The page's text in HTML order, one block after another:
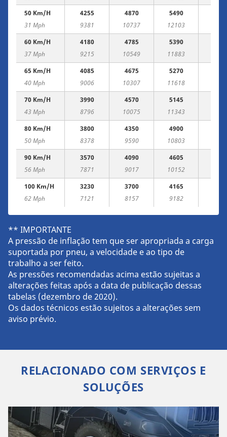
50 Km/h
31 Mph
4255
9381
4870
10737
5490
12103
60 Km/h
37 Mph
4180
9215
4785
10549
5390
11883
65 Km/h
40 Mph
4085
9006
4675
10307
5270
11618
70 Km/h
43 Mph
3990
8796
4570
10075
5145
11343
80 Km/h
50 Mph
3800
8378
4350
9590
4900
10803
90 Km/h
56 Mph
3570
7871
4090
9017
4605
10152
100 Km/h
62 Mph
3230
7121
3700
8157
4165
9182
** IMPORTANTE
A pressão de inflação tem que ser apropriada a carga
suportada por pneu, a velocidade e ao tipo de
trabalho a ser feito.
As pressões recomendadas acima estão sujeitas a
alterações feitas após a data de publicação dessas
tabelas (dezembro de 2020).
Os dados técnicos estão sujeitos a alterações sem
aviso prévio.
RELACIONADO COM SERVIÇOS E
SOLUÇÕES